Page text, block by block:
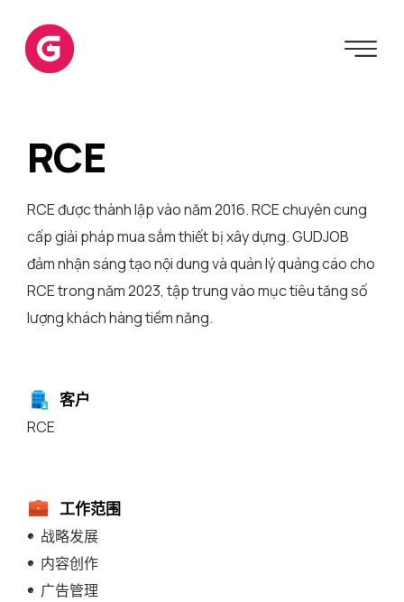
RCE
RCE được thành lập vào năm 2016. RCE chuyên cung
cấp giải pháp mua sắm thiết bị xây dựng. GUDJOB
đảm nhận sáng tạo nội dung và quản lý quảng cáo cho
RCE trong năm 2023, tập trung vào mục tiêu tăng số
lượng khách hàng tiềm năng.
客户
RCE
工作范围
战略发展
内容创作
广告管理